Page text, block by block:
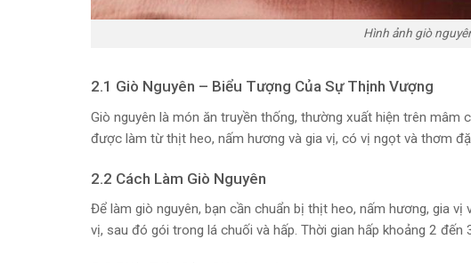
Hình ảnh giò
2.1 Giò Nguyên – Biểu Tượng Của Sự Thịnh Vượng
Giò nguyên là món ăn truyền thống, thường xuất hiện trên
được làm từ thịt heo, nấm hương và gia vị, có vị ngọt và thơm
2.2 Cách Làm Giò Nguyên
Để làm giò nguyên, bạn cần chuẩn bị thịt heo, nấm hương, gia
vị, sau đó gói trong lá chuối và hấp. Thời gian hấp khoảng 2 đến